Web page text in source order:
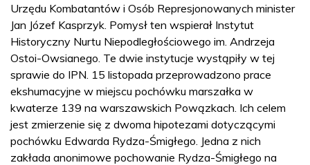
Urzędu Kombatantów i Osób Represjonowanych minister
Jan Józef Kasprzyk. Pomysł ten wspierał Instytut
Historyczny Nurtu Niepodległościowego im. Andrzeja
Ostoi-Owsianego. Te dwie instytucje wystąpiły w tej
sprawie do IPN. 15 listopada przeprowadzono prace
ekshumacyjne w miejscu pochówku marszałka w
kwaterze 139 na warszawskich Powązkach. Ich celem
jest zmierzenie się z dwoma hipotezami dotyczącymi
pochówku Edwarda Rydza-Śmigłego. Jedna z nich
zakłada anonimowe pochowanie Rydza-Śmigłego na